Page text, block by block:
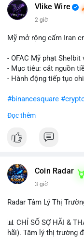
Vlike Wire
2 giờ
Mỹ mở rộng cấm Iran
- OFAC Mỹ phạt Shelbit
- Mục tiêu: cắt nguồn
- Hành động tiếp tục
#binancesquare
$usdt
#vlikevn #titanbot
Đọc thêm
Coin Radar
3 giờ
Radar Tâm Lý Thị
📊 CHỈ SỐ SỢ HÃI &
hãi). Tâm lý thị trường